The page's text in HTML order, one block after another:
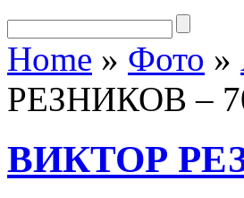
Home » Фото »
РЕЗНИКОВ –
ВИКТОР